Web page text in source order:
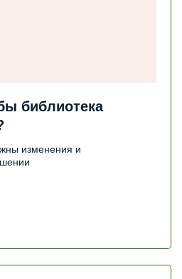
библиотека
изменения и